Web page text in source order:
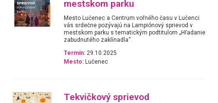
mestskom parku
Mesto Lučenec a Centrum voľného času v Lučenci
vás srdečne pozývajú na Lampiónový sprievod v
mestskom parku s tematickým podtitulom „Hľadanie
zabudnutého zaklínadla“.
Termín: 29.10.2025
Mesto: Lučenec
Tekvičkový sprievod